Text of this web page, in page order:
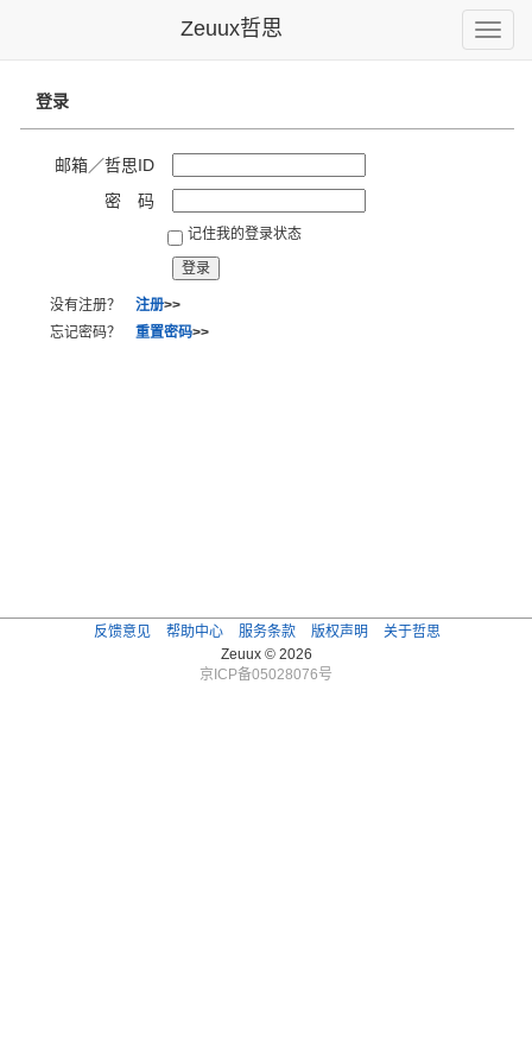
Toggle
Zeuux哲思
登录
邮箱／哲思ID
密 码
记住我的登录状态
没有注册？ 注册>>
忘记密码？ 重置密码>>
反馈意见 帮助中心 服务条款 版权声明
关于哲思
Zeuux © 2026
京ICP备05028076号